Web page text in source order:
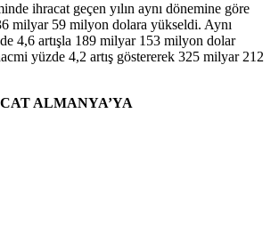
ihracat geçen yılın aynı dönemine göre
milyar 59 milyon dolara yükseldi. Aynı
4,6 artışla 189 milyar 153 milyon dolar
yüzde 4,2 artış göstererek 325 milyar 212
ALMANYA’YA